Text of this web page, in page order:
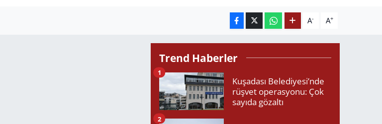
A- A+
Trend Haberler
Kuşadası Belediyesi’nde
rüşvet operasyonu: Çok
sayıda gözaltı
1
2